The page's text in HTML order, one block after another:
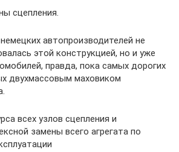
сцепления.
автопроизводителей не
этой конструкцией, но и уже
правда, пока самых дорогих
двухмассовым маховиком
всех узлов сцепления и
замены всего агрегата по